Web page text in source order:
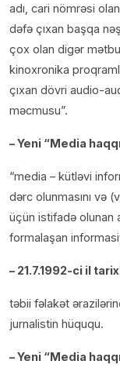
adı, cari nömrəsi
dəfə çıxan başqa
çox olan digər
kinoxronika
çıxan dövri audio-
məcmusu”.
– Yeni “Media
“media – kütləvi
dərc olunmasını və
üçün istifadə olunan
formalaşan
– 21.7.1992-ci il
təbii fəlakət
jurnalistin hüququ.
– Yeni “Media